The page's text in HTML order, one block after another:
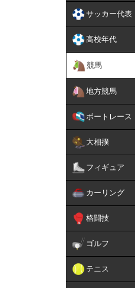
サッカー代表
高校年代
競馬
地方競馬
ボートレース
大相撲
フィギュア
カーリング
格闘技
ゴルフ
テニス